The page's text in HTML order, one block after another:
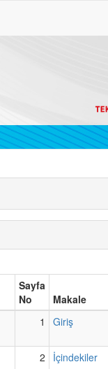
Sayfa
No
Makale
1 Giriş
2 İçindekiler